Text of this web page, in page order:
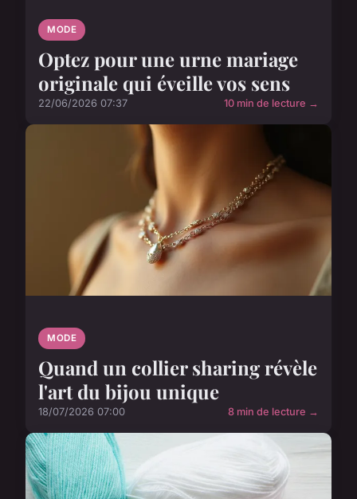
MODE
Optez pour une urne mariage
originale qui éveille vos sens
22/06/2026 07:37 10 min de lecture →
MODE
Quand un collier sharing révèle
l'art du bijou unique
18/07/2026 07:00 8 min de lecture →